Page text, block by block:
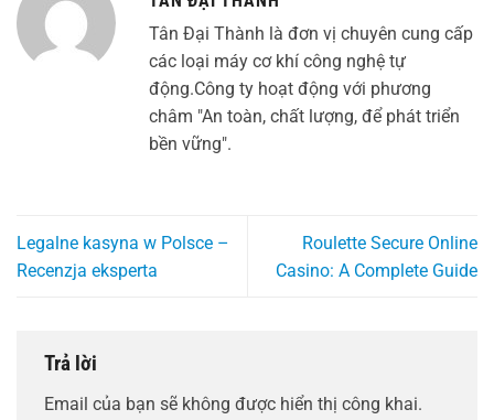
Tân Đại Thành là đơn vị chuyên cung cấp
các loại máy cơ khí công nghệ tự
động.Công ty hoạt động với phương
châm "An toàn, chất lượng, để phát triển
bền vững".
Legalne kasyna w Polsce –
Recenzja eksperta
Roulette Secure Online
Casino: A Complete Guide
Trả lời
Email của bạn sẽ không được hiển thị công khai.